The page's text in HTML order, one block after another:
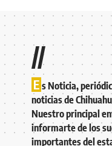
//
E s Noticia,
noticias de
Nuestro principal
informarte de los
importantes del